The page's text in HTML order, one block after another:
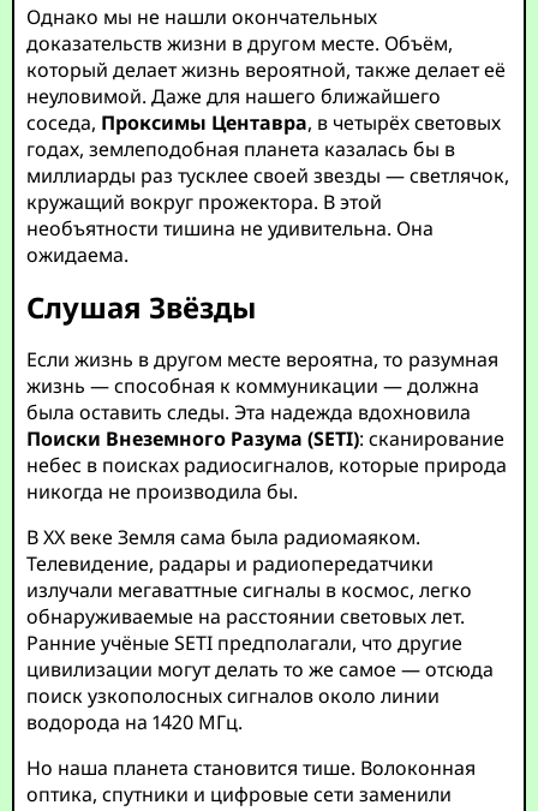
Однако мы не нашли окончательных
доказательств жизни в другом месте. Объём,
который делает жизнь вероятной, также делает её
неуловимой. Даже для нашего ближайшего
соседа, Проксимы Центавра, в четырёх световых
годах, землеподобная планета казалась бы в
миллиарды раз тусклее своей звезды — светлячок,
кружащий вокруг прожектора. В этой
необъятности тишина не удивительна. Она
ожидаема.
Слушая Звёзды
Если жизнь в другом месте вероятна, то разумная
жизнь — способная к коммуникации — должна
была оставить следы. Эта надежда вдохновила
Поиски Внеземного Разума (SETI): сканирование
небес в поисках радиосигналов, которые природа
никогда не производила бы.
В XX веке Земля сама была радиомаяком.
Телевидение, радары и радиопередатчики
излучали мегаваттные сигналы в космос, легко
обнаруживаемые на расстоянии световых лет.
Ранние учёные SETI предполагали, что другие
цивилизации могут делать то же самое — отсюда
поиск узкополосных сигналов около линии
водорода на 1420 МГц.
Но наша планета становится тише. Волоконная
оптика, спутники и цифровые сети заменили